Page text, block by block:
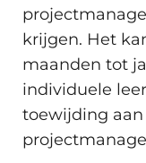
krijgen. Het
maanden tot
individuele
toewijding